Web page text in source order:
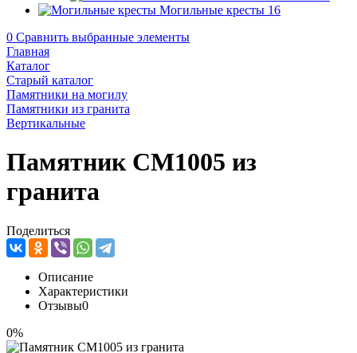
Могильные кресты 16
0 Сравнить выбранные элементы
Главная
Каталог
Старый каталог
Памятники на могилу
Памятники из гранита
Вертикальные
Памятник CM1005 из
гранита
Поделиться
Описание
Характеристики
Отзывы0
0%